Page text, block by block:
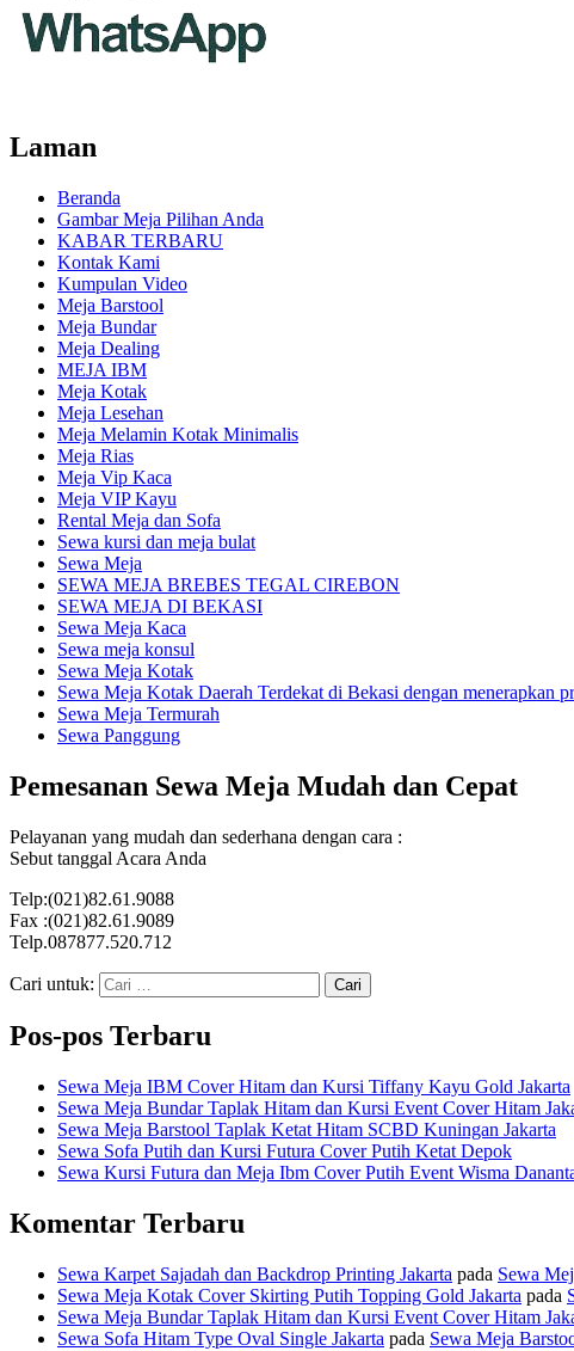
Laman
Beranda
Gambar Meja Pilihan Anda
KABAR TERBARU
Kontak Kami
Kumpulan Video
Meja Barstool
Meja Bundar
Meja Dealing
MEJA IBM
Meja Kotak
Meja Lesehan
Meja Melamin Kotak Minimalis
Meja Rias
Meja Vip Kaca
Meja VIP Kayu
Rental Meja dan Sofa
Sewa kursi dan meja bulat
Sewa Meja
SEWA MEJA BREBES TEGAL CIREBON
SEWA MEJA DI BEKASI
Sewa Meja Kaca
Sewa meja konsul
Sewa Meja Kotak
Sewa Meja Kotak Daerah Terdekat di Bekasi dengan menerapkan
Sewa Meja Termurah
Sewa Panggung
Pemesanan Sewa Meja Mudah dan Cepat
Pelayanan yang mudah dan sederhana dengan cara :
Sebut tanggal Acara Anda
Telp:(021)82.61.9088
Fax :(021)82.61.9089
Telp.087877.520.712
Cari untuk:
Pos-pos Terbaru
Sewa Meja IBM Cover Hitam dan Kursi Tiffany Kayu Gold Jakarta
Sewa Meja Bundar Taplak Hitam dan Kursi Event Cover Hitam
Sewa Meja Barstool Taplak Ketat Hitam SCBD Kuningan Jakarta
Sewa Sofa Putih dan Kursi Futura Cover Putih Ketat Depok
Sewa Kursi Futura dan Meja Ibm Cover Putih Event Wisma
Komentar Terbaru
Sewa Karpet Sajadah dan Backdrop Printing Jakarta pada Sewa
Sewa Meja Kotak Cover Skirting Putih Topping Gold Jakarta pada
Sewa Meja Bundar Taplak Hitam dan Kursi Event Cover Hitam
Sewa Sofa Hitam Type Oval Single Jakarta pada Sewa Meja